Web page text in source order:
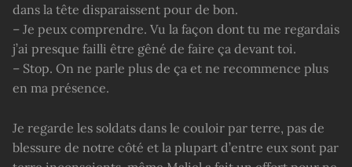
dans la tête disparaissent pour de bon.
– Je peux comprendre. Vu la façon dont tu me regardais
j’ai presque failli être gêné de faire ça devant toi.
– Stop. On ne parle plus de ça et ne recommence plus
en ma présence.
Je regarde les soldats dans le couloir par terre, pas de
blessure de notre côté et la plupart d’entre eux sont par